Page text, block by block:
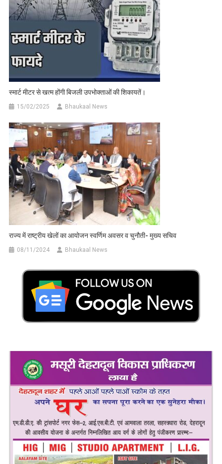
स्मार्ट मीटर से खत्म होंगी बिजली उपभोक्ताओं की शिकायतें।
15/02/2025 Bhaukaal News
राज्य में राष्ट्रीय खेलों का आयोजन स्वर्णिम अवसर व चुनौती- मुख्य सचिव
08/11/2024 Bhaukaal News